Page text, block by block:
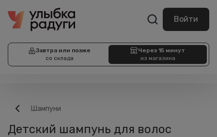
Войти
Завтра или позже
со склада
Через 15 минут
из магазина
Шампуни
Детский шампунь для волос